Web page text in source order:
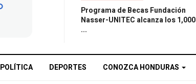
Programa de Becas Fundación
Nasser-UNITEC alcanza los 1,000
...
POLÍTICA DEPORTES CONOZCA HONDURAS